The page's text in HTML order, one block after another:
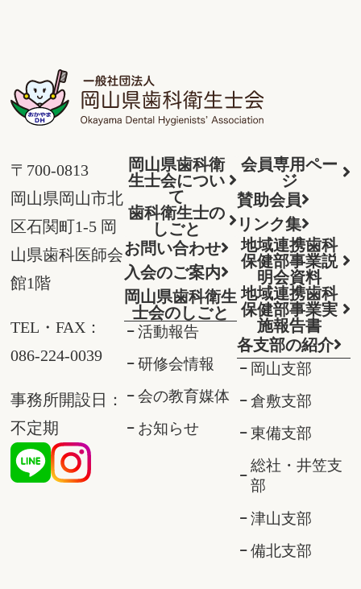
〒700-0813
岡山県岡山市北
区石関町1-5 岡
山県歯科医師会
館1階
TEL・FAX：
086-224-0039
事務所開設日：
不定期
岡山県歯科衛
生士会につい
て
歯科衛生士の
しごと
お問い合わせ
入会のご案内
岡山県歯科衛生
士会のしごと
活動報告
研修会情報
会の教育媒体
お知らせ
会員専用ペー
ジ
賛助会員
リンク集
地域連携歯科
保健部事業説
明会資料
地域連携歯科
保健部事業実
施報告書
各支部の紹介
岡山支部
倉敷支部
東備支部
総社・井笠支
部
津山支部
備北支部